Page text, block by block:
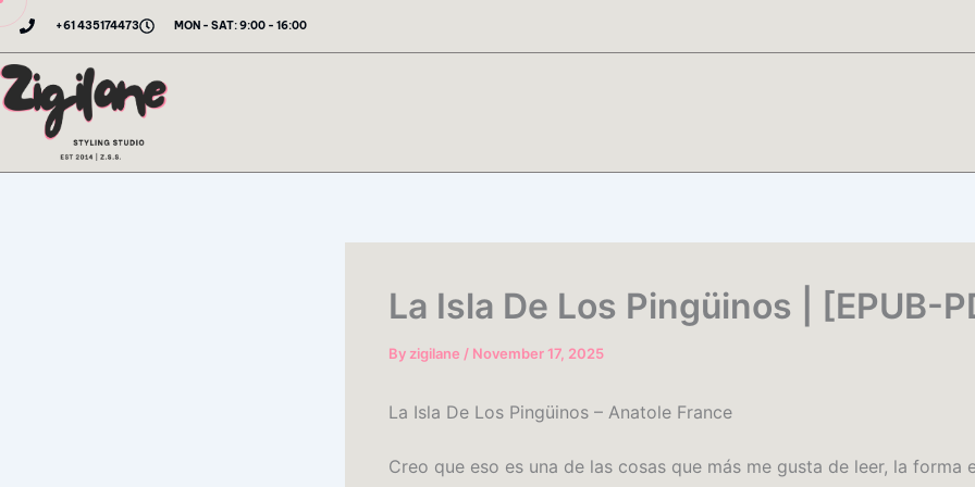
Skip
content
+61 435174473 MON - SAT: 9:00 - 16:00
La Isla De Los Pingüinos | [EPUB-
By zigilane / November 17, 2025
La Isla De Los Pingüinos – Anatole France
Creo que eso es una de las cosas que más me gusta de leer, la forma